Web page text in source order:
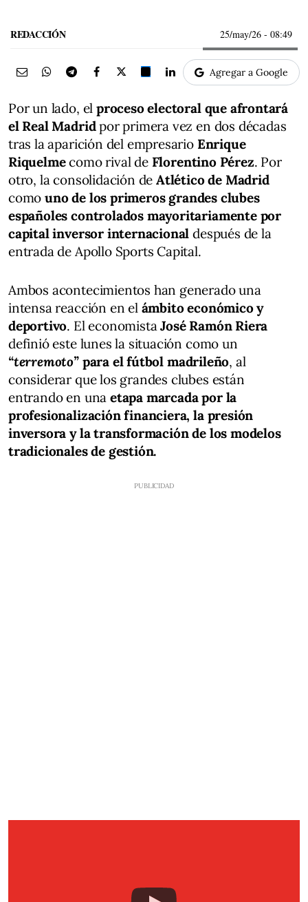
REDACCIÓN 25/may/26 - 08:49
Agregar a Google
Por un lado, el proceso electoral que afrontará
el Real Madridpor primera vez en dos décadas
tras la aparición del empresario Enrique
Riquelmecomo rival de Florentino Pérez. Por
otro, la consolidación deAtlético de Madrid
comouno de los primeros grandes clubes
españoles controlados mayoritariamente por
capital inversor internacionaldespués de la
entrada de Apollo Sports Capital.
Ambos acontecimientos han generado una
intensa reacción en el ámbito económico y
deportivo. El economistaJosé Ramón Riera
definió este lunes la situación como un
“terremoto” para el fútbol madrileño, al
considerar que los grandes clubes están
entrando en una etapa marcada por la
profesionalización financiera, la presión
inversora y la transformación de los modelos
tradicionales de gestión.